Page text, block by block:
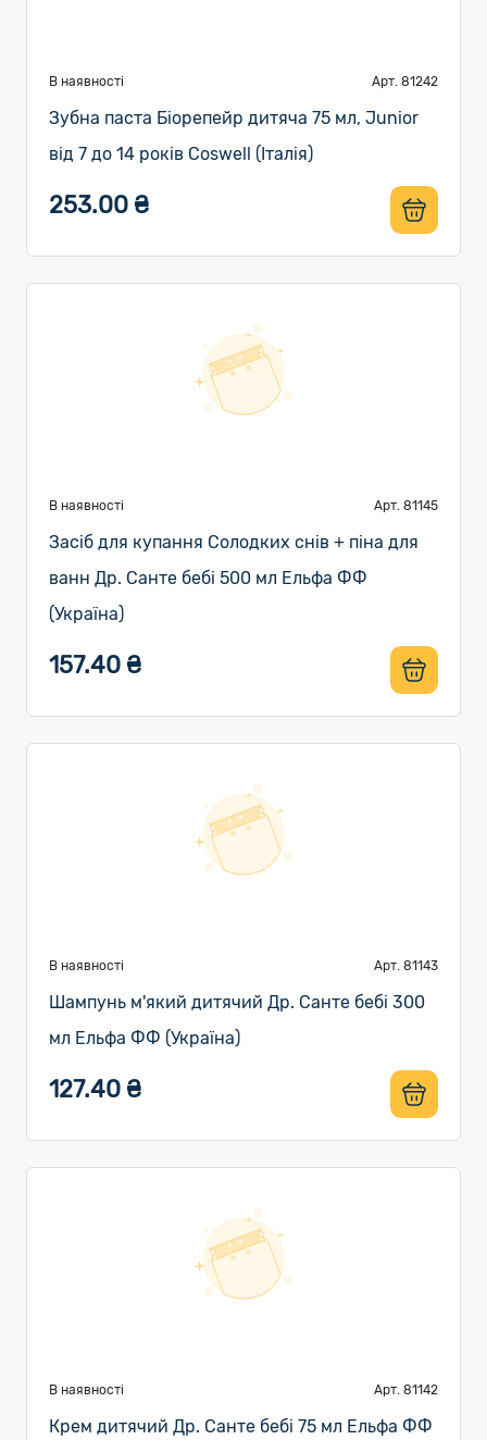
В наявності Арт. 81242
Зубна паста Біорепейр дитяча 75 мл, Junior
від 7 до 14 років Coswell (Італія)
253.00 ₴
В наявності Арт. 81145
Засіб для купання Солодких снів + піна для
ванн Др. Санте бебі 500 мл Ельфа ФФ
(Україна)
157.40 ₴
В наявності Арт. 81143
Шампунь м'який дитячий Др. Санте бебі 300
мл Ельфа ФФ (Україна)
127.40 ₴
В наявності Арт. 81142
Крем дитячий Др. Санте бебі 75 мл Ельфа ФФ